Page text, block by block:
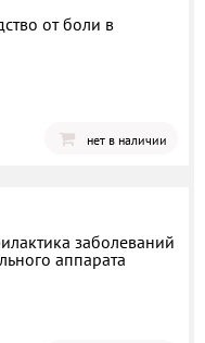
от боли в
нет в наличии
заболеваний
аппарата